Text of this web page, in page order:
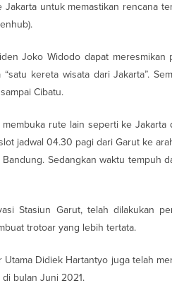
untuk memastikan rencana
Joko Widodo dapat meresmikan
kereta wisata dari Jakarta”.
Cibatu.
rute lain seperti ke
jadwal 04.30 pagi dari Garut ke
Sedangkan waktu tempuh
Stasiun Garut, telah dilakukan
trotoar yang lebih tertata.
Didiek Hartantyo juga telah
bulan Juni 2021.